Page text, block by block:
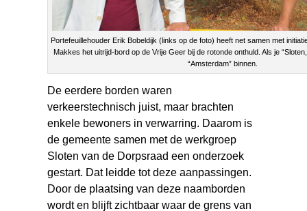
Portefeuillehouder Erik Bobeldijk (links op de foto) heeft net samen met
Makkes het uitrijd-bord op de Vrije Geer bij de rotonde onthuld. Als je
“Amsterdam” binnen.
De eerdere borden waren
verkeerstechnisch juist, maar brachten
enkele bewoners in verwarring. Daarom is
de gemeente samen met de werkgroep
Sloten van de Dorpsraad een onderzoek
gestart. Dat leidde tot deze aanpassingen.
Door de plaatsing van deze naamborden
wordt en blijft zichtbaar waar de grens van